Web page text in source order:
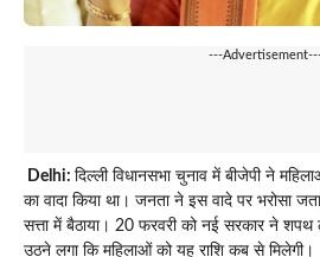
---
Delhi: दिल्ली विधानसभा चुनाव में बीजेपी ने
का वादा किया था। जनता ने इस वादे पर भरोसा
सत्ता में बैठाया। 20 फरवरी को नई सरकार ने
उठने लगा कि महिलाओं को यह राशि कब से मिलेगी।